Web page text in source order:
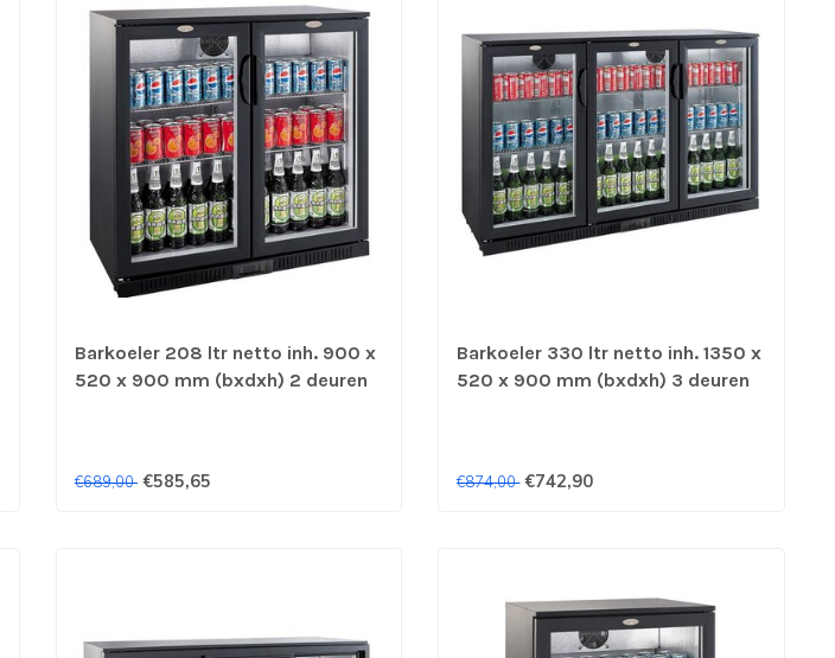
Barkoeler 208 ltr netto inh. 900 x
520 x 900 mm (bxdxh) 2 deuren
€689,00 €585,65
Barkoeler 330 ltr netto inh. 1350 x
520 x 900 mm (bxdxh) 3 deuren
€874,00 €742,90